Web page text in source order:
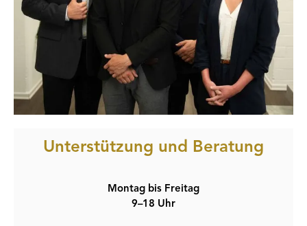
Unterstützung und Beratung
Montag bis Freitag
9–18 Uhr